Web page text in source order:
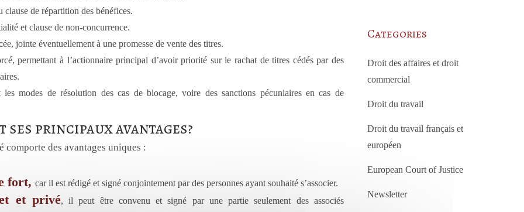
clause de répartition des bénéfices.
et clause de non-concurrence.
jointe éventuellement à une promesse de vente des titres.
permettant à l’actionnaire principal d’avoir priorité sur le rachat de titres cédés par des
les modes de résolution des cas de blocage, voire des sanctions pécuniaires en cas de
ses principaux avantages?
comporte des avantages uniques :
fort,car il est rédigé et signé conjointement par des personnes ayant souhaité s’associer.
et privé, il peut être convenu et signé par une partie seulement des associés
Categories
Droit des affaires et droit
commercial
Droit du travail
Droit du travail français et
européen
European Court of Justice
Newsletter